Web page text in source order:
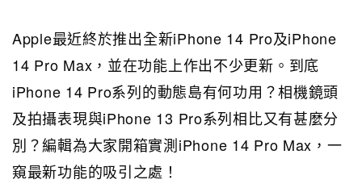
Apple最近終於推出全新iPhone 14 Pro及iPhone
14 Pro Max，並在功能上作出不少更新。到底
iPhone 14 Pro系列的動態島有何功用？相機鏡頭
及拍攝表現與iPhone 13 Pro系列相比又有甚麼分
別？編輯為大家開箱實測iPhone 14 Pro Max，一
窺最新功能的吸引之處！